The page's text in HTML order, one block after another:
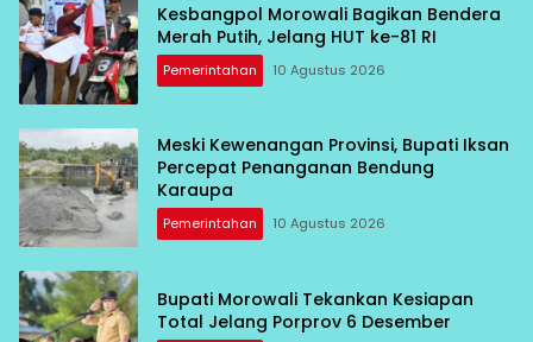
Kesbangpol Morowali Bagikan Bendera
Merah Putih, Jelang HUT ke-81 RI
Pemerintahan 10 Agustus 2026
Meski Kewenangan Provinsi, Bupati Iksan
Percepat Penanganan Bendung
Karaupa
Pemerintahan 10 Agustus 2026
Bupati Morowali Tekankan Kesiapan
Total Jelang Porprov 6 Desember